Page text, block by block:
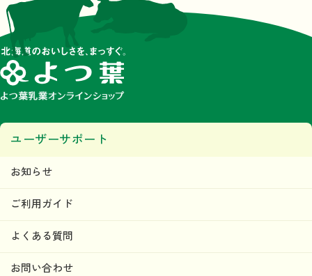
ユーザーサポート
お知らせ
ご利用ガイド
よくある質問
お問い合わせ